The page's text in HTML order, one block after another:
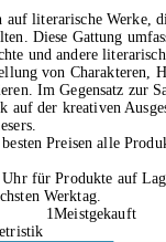
auf literarische Werke,
Diese Gattung
und andere
von Charakteren,
Im Gegensatz zur
auf der kreativen
Preisen alle
für Produkte auf
Werktag.
1Meistgekauft